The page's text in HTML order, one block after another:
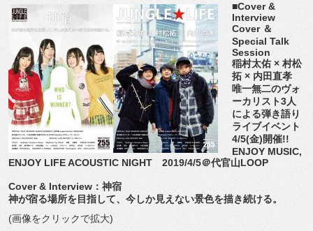
■Cover &
Interview
Cover ＆
Special Talk
Session
稲村太佑 × 村松
拓 × 内田直孝
唯一無二のヴォ
ーカリスト3人
による弾き語り
ライブイベント
4/5(金)開催!!
ENJOY MUSIC,
ENJOY LIFE ACOUSTIC NIGHT 2019/4/5＠代官山LOOP
Cover & Interview：神宿
神が宿る場所を目指して、今しか見えない景色を描き続ける。
(画像をクリックで拡大)